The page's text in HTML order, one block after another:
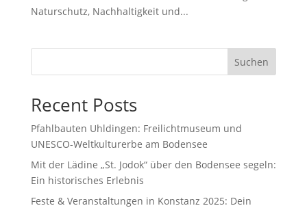
Naturschutz, Nachhaltigkeit und...
Suchen
Recent Posts
Pfahlbauten Uhldingen: Freilichtmuseum und
UNESCO-Weltkulturerbe am Bodensee
Mit der Lädine „St. Jodok“ über den Bodensee segeln:
Ein historisches Erlebnis
Feste & Veranstaltungen in Konstanz 2025: Dein